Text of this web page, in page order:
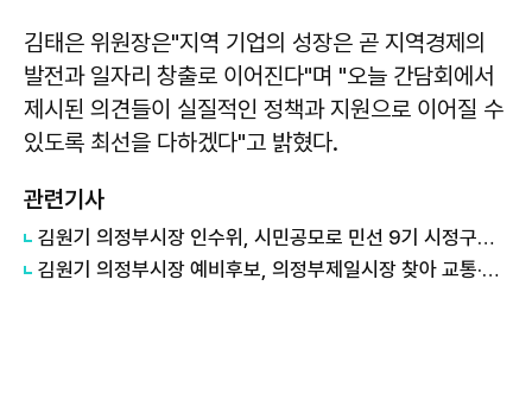
김태은 위원장은"지역 기업의 성장은 곧 지역경제의
발전과 일자리 창출로 이어진다"며 "오늘 간담회에서
제시된 의견들이 실질적인 정책과 지원으로 이어질 수
있도록 최선을 다하겠다"고 밝혔다.
관련기사
김원기 의정부시장 인수위, 시민공모로 민선 9기 시정구호 확정
김원기 의정부시장 예비후보, 의정부제일시장 찾아 교통·공여지 현안 논의